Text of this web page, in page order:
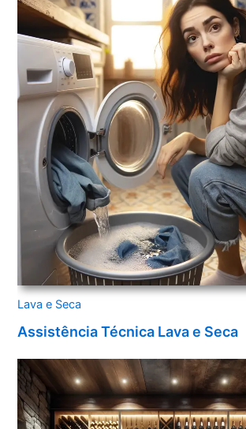
Lava e Seca
Assistência Técnica Lava e Seca